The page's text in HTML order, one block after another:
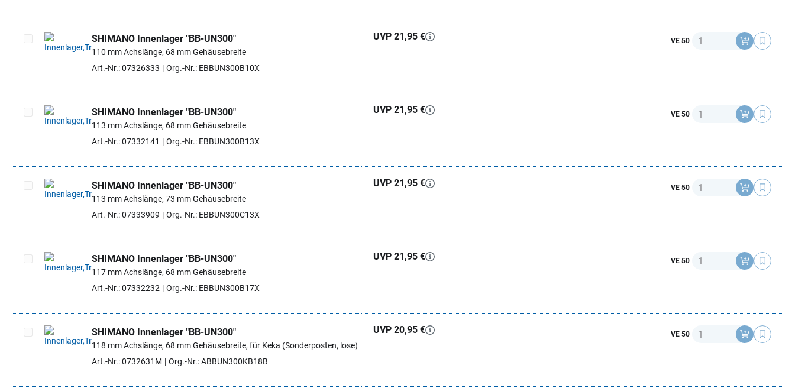
Artikel auswählen
SHIMANO Innenlager "BB-UN300"
110 mm Achslänge, 68 mm Gehäusebreite
Art.-Nr.: 07326333
Org.-Nr.: EBBUN300B10X
UVP 21,95 € VE 50 Anzahl
Artikel auswählen
SHIMANO Innenlager "BB-UN300"
113 mm Achslänge, 68 mm Gehäusebreite
Art.-Nr.: 07332141
Org.-Nr.: EBBUN300B13X
UVP 21,95 € VE 50 Anzahl
Artikel auswählen
SHIMANO Innenlager "BB-UN300"
113 mm Achslänge, 73 mm Gehäusebreite
Art.-Nr.: 07333909
Org.-Nr.: EBBUN300C13X
UVP 21,95 € VE 50 Anzahl
Artikel auswählen
SHIMANO Innenlager "BB-UN300"
117 mm Achslänge, 68 mm Gehäusebreite
Art.-Nr.: 07332232
Org.-Nr.: EBBUN300B17X
UVP 21,95 € VE 50 Anzahl
Artikel auswählen
SHIMANO Innenlager "BB-UN300"
118 mm Achslänge, 68 mm Gehäusebreite, für Keka (Sonderposten, lose)
Art.-Nr.: 0732631M
Org.-Nr.: ABBUN300KB18B
UVP 20,95 € VE 50 Anzahl